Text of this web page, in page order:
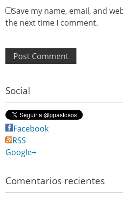
Save my name, email, and
the next time I comment.
Social
Facebook
RSS
Google+
Comentarios recientes